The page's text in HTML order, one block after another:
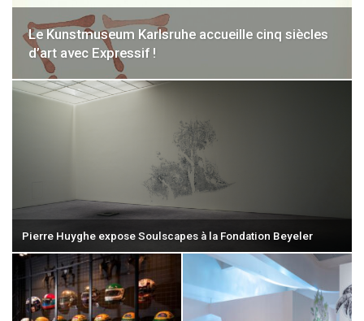
Le Kunstmuseum Karlsruhe accueille cinq siècles
d’art avec Expressif !
Pierre Huyghe expose Soulscapes à la Fondation Beyeler